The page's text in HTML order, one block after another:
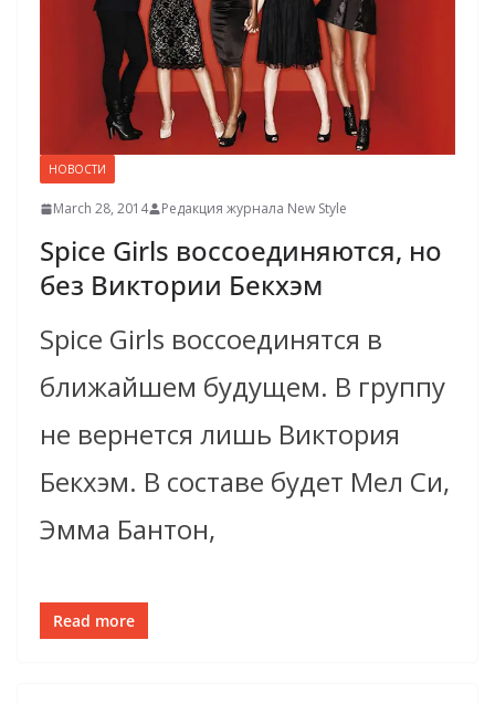
НОВОСТИ
March 28, 2014 Редакция журнала New Style
Spice Girls воссоединяются, но
без Виктории Бекхэм
Spice Girls воссоединятся в
ближайшем будущем. В группу
не вернется лишь Виктория
Бекхэм. В составе будет Мел Си,
Эмма Бантон,
Read more